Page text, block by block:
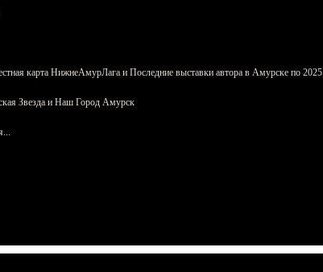
карта НижнеАмурЛага и Последние выставки автора в Амурске по 2025
Звезда и Наш Город Амурск